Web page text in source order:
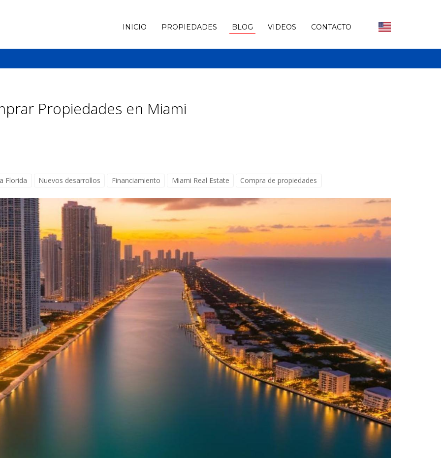
INICIO PROPIEDADES BLOG VIDEOS CONTACTO
Propiedades en Miami
Florida Nuevos desarrollos Financiamiento Miami Real Estate Compra de propiedades